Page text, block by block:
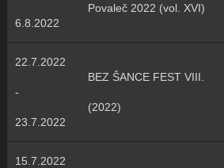
6.8.2022
Povaleč 2022 (vol. XVI)
22.7.2022
-
23.7.2022
BEZ ŠANCE FEST VIII.
(2022)
15.7.2022